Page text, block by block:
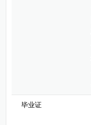
毕业证